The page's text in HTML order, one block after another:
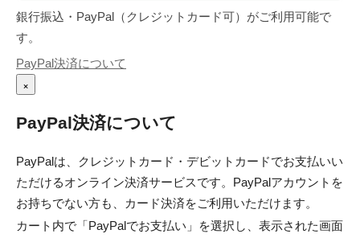
銀行振込・PayPal（クレジットカード可）がご利用可能で
す。
PayPal決済について
×
PayPal決済について
PayPalは、クレジットカード・デビットカードでお支払いい
ただけるオンライン決済サービスです。PayPalアカウントを
お持ちでない方も、カード決済をご利用いただけます。
カート内で「PayPalでお支払い」を選択し、表示された画面